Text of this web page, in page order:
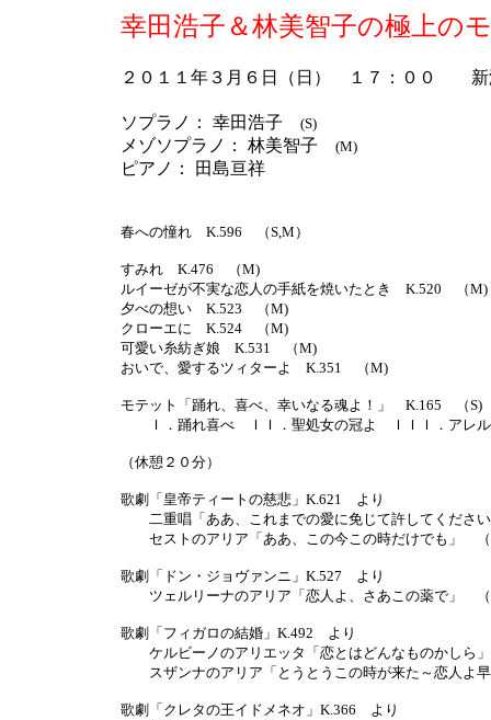
幸田浩子＆林美智子の極上の
２０１１年３月６日（日） １７：００ 新
ソプラノ： 幸田浩子 (S)
メゾソプラノ： 林美智子 (M)
ピアノ： 田島亘祥
春への憧れ K.596 （S,M）
すみれ K.476 （M)
ルイーゼが不実な恋人の手紙を焼いたとき K.520 （M)
夕べの想い K.523 （M)
クローエに K.524 （M)
可愛い糸紡ぎ娘 K.531 （M)
おいで、愛するツィターよ K.351 （M)
モテット「踊れ、喜べ、幸いなる魂よ！」 K.165 （S)
Ｉ．踊れ喜べ ＩＩ．聖処女の冠よ ＩＩＩ．アレ
（休憩２０分）
歌劇「皇帝ティートの慈悲」K.621 より
二重唱「ああ、これまでの愛に免じて許してくださ
セストのアリア「ああ、この今この時だけでも」
歌劇「ドン・ジョヴァンニ」K.527 より
ツェルリーナのアリア「恋人よ、さあこの薬で」 （
歌劇「フィガロの結婚」K.492 より
ケルビーノのアリエッタ「恋とはどんなものかしら
スザンナのアリア「とうとうこの時が来た～恋人よ
歌劇「クレタの王イドメネオ」K.366 より